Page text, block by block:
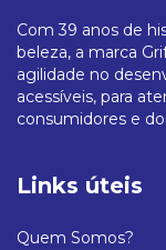
Com 39 anos de
beleza, a marca
agilidade no
acessíveis, para
consumidores e
Links úteis
Quem Somos?